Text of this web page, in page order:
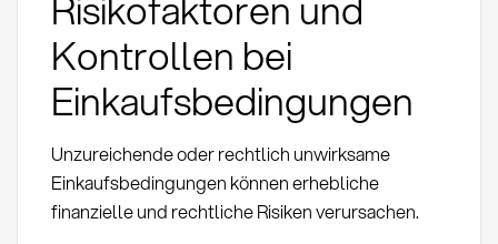
Kontrollen bei
Einkaufsbedingungen
Unzureichende oder rechtlich unwirksame
Einkaufsbedingungen können erhebliche
finanzielle und rechtliche Risiken verursachen.